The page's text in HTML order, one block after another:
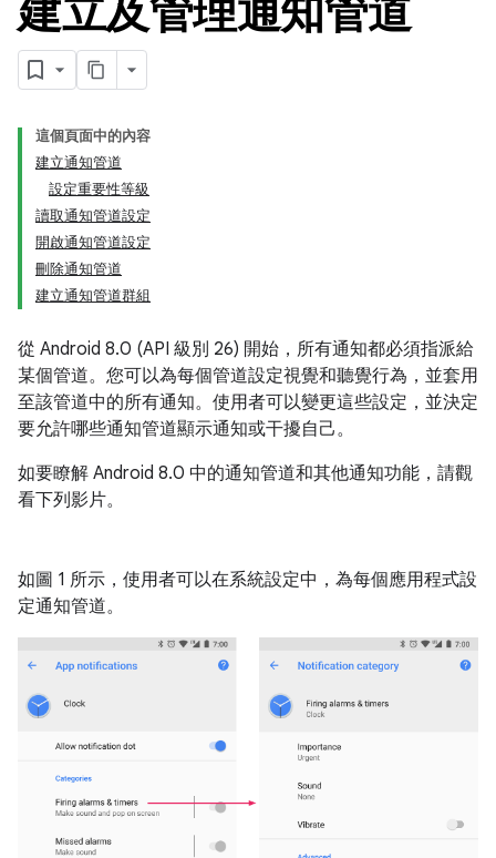
建立及管理通知管道
這個頁面中的內容
建立通知管道
設定重要性等級
讀取通知管道設定
開啟通知管道設定
刪除通知管道
建立通知管道群組
從 Android 8.0 (API 級別 26) 開始，所有通知都必須指派給
某個管道。您可以為每個管道設定視覺和聽覺行為，並套用
至該管道中的所有通知。使用者可以變更這些設定，並決定
要允許哪些通知管道顯示通知或干擾自己。
如要瞭解 Android 8.0 中的通知管道和其他通知功能，請觀
看下列影片。
如圖 1 所示，使用者可以在系統設定中，為每個應用程式設
定通知管道。